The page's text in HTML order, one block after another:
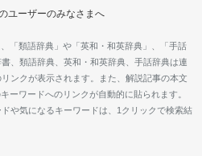
ユーザーのみなさまへ
「類語辞典」や「英和・和英辞典」、「手話
、類語辞典、英和・和英辞典、手話辞典は連
ンクが表示されます。また、解説記事の本文
ーワードへのリンクが自動的に貼られます。
や気になるキーワードは、1クリックで検索結